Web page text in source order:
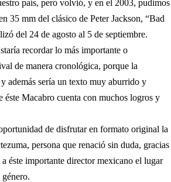
país, pero volvió, y en el 2003, pudimos
35 mm del clásico de Peter Jackson, “Bad
del 24 de agosto al 5 de septiembre.
recordar lo más importante o
de manera cronológica, porque la
además sería un texto muy aburrido y
éste Macabro cuenta con muchos logros y
de disfrutar en formato original la
persona que renació sin duda, gracias
éste importante director mexicano el lugar